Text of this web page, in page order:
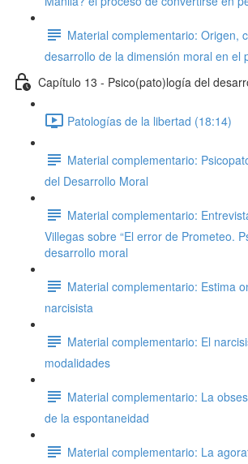
Material complementario: Origen,
desarrollo de la dimensión moral en el
Capítulo 13 - Psico(pato)logía del
Patologías de la libertad (18:14)
Material complementario:
del Desarrollo Moral
Material complementario:
Villegas sobre “El error de Prometeo.
desarrollo moral
Material complementario: Estima
narcisista
Material complementario: El
modalidades
Material complementario: La
de la espontaneidad
Material complementario: La